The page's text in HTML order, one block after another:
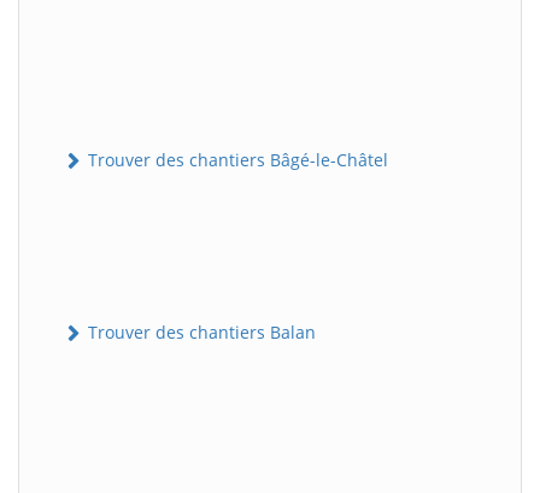
Trouver des chantiers Bâgé-le-Châtel
Trouver des chantiers Balan